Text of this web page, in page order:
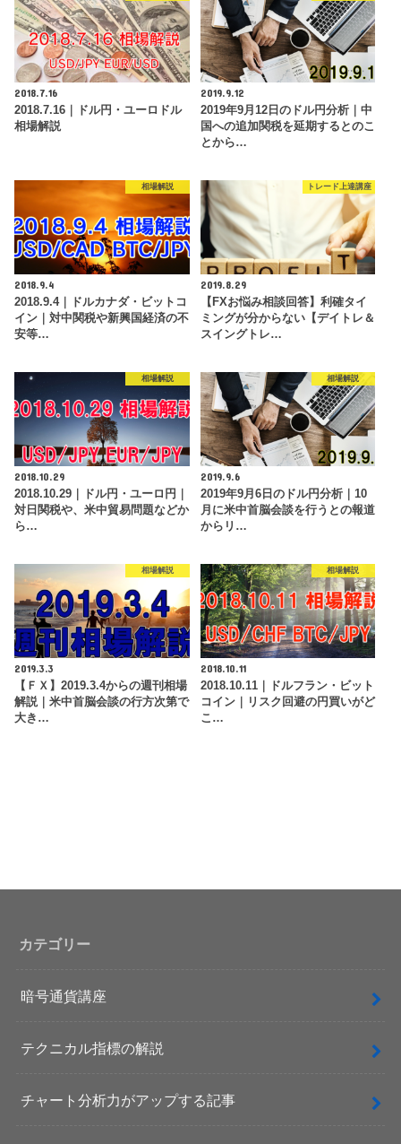
2018.7.16
2018.7.16｜ドル円・ユーロドル
相場解説
2019.9.12
2019年9月12日のドル円分析｜中
国への追加関税を延期するとのこ
とから…
相場解説
2018.9.4
2018.9.4｜ドルカナダ・ビットコ
イン｜対中関税や新興国経済の不
安等…
トレード上達講座
2019.8.29
【FXお悩み相談回答】利確タイ
ミングが分からない【デイトレ＆
スイングトレ…
相場解説
2018.10.29
2018.10.29｜ドル円・ユーロ円｜
対日関税や、米中貿易問題などか
ら…
相場解説
2019.9.6
2019年9月6日のドル円分析｜10
月に米中首脳会談を行うとの報道
からリ…
相場解説
2019.3.3
【ＦＸ】2019.3.4からの週刊相場
解説｜米中首脳会談の行方次第で
大き…
相場解説
2018.10.11
2018.10.11｜ドルフラン・ビット
コイン｜リスク回避の円買いがど
こ…
カテゴリー
暗号通貨講座
テクニカル指標の解説
チャート分析力がアップする記事